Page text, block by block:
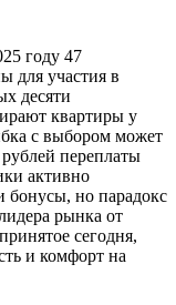
году 47
для участия в
десяти
квартиры у
с выбором может
переплаты
активно
бонусы, но парадокс
рынка от
сегодня,
и комфорт на